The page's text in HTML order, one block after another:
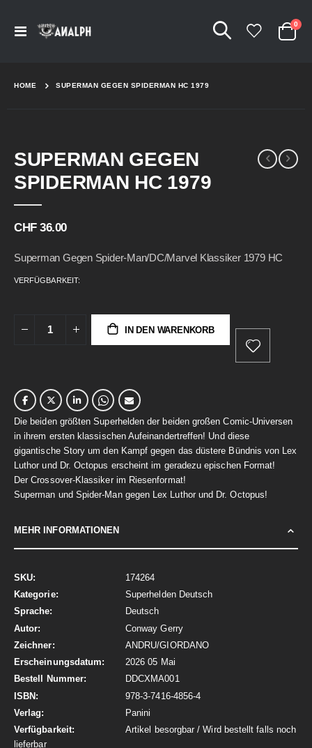
Navigation
Cart
0
HOME SUPERMAN GEGEN SPIDERMAN HC 1979
SUPERMAN GEGEN
SPIDERMAN HC 1979
CHF 36.00
Superman Gegen Spider-Man/DC/Marvel Klassiker 1979 HC
VERFÜGBARKEIT:
IN DEN WARENKORB
Die beiden größten Superhelden der beiden großen Comic-Universen
in ihrem ersten klassischen Aufeinandertreffen! Und diese
gigantische Story um den Kampf gegen das düstere Bündnis von Lex
Luthor und Dr. Octopus erscheint im geradezu epischen Format!
Der Crossover-Klassiker im Riesenformat!
Superman und Spider-Man gegen Lex Luthor und Dr. Octopus!
MEHR INFORMATIONEN
Mehr
Informationen
174264
Superhelden Deutsch
Deutsch
Conway Gerry
ANDRU/GIORDANO
2026 05 Mai
DDCXMA001
978-3-7416-4856-4
Panini
Artikel besorgbar / Wird bestellt falls noch
lieferbar
to
the
end
images
to
the
beginning
images